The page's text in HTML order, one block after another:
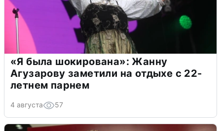
«Я была шокирована»: Жанну
Агузарову заметили на отдыхе с 22-
летнем парнем
4 августа 57